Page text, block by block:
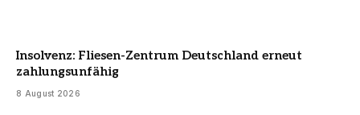
Insolvenz: Fliesen-Zentrum Deutschland erneut
zahlungsunfähig
8 August 2026